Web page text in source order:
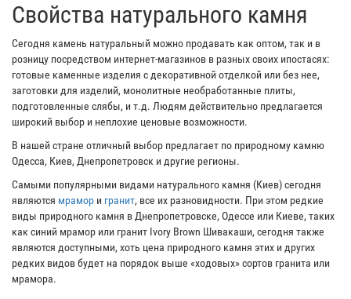
Свойства натурального камня
Сегодня камень натуральный можно продавать как оптом, так и в
розницу посредством интернет-магазинов в разных своих ипостасях:
готовые каменные изделия с декоративной отделкой или без нее,
заготовки для изделий, монолитные необработанные плиты,
подготовленные слябы, и т.д. Людям действительно предлагается
широкий выбор и неплохие ценовые возможности.
В нашей стране отличный выбор предлагает по природному камню
Одесса, Киев, Днепропетровск и другие регионы.
Самыми популярными видами натурального камня (Киев) сегодня
являются мрамор и гранит, все их разновидности. При этом редкие
виды природного камня в Днепропетровске, Одессе или Киеве, таких
как синий мрамор или гранит Ivory Brown Шивакаши, сегодня также
являются доступными, хоть цена природного камня этих и других
редких видов будет на порядок выше «ходовых» сортов гранита или
мрамора.